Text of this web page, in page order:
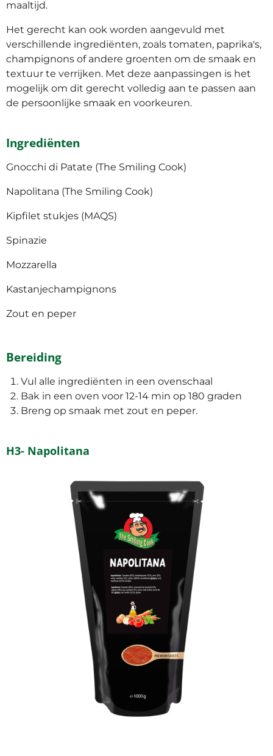
maaltijd.
Het gerecht kan ook worden aangevuld met
verschillende ingrediënten, zoals tomaten, paprika's,
champignons of andere groenten om de smaak en
textuur te verrijken. Met deze aanpassingen is het
mogelijk om dit gerecht volledig aan te passen aan
de persoonlijke smaak en voorkeuren.
Ingrediënten
Gnocchi di Patate (The Smiling Cook)
Napolitana (The Smiling Cook)
Kipfilet stukjes (MAQS)
Spinazie
Mozzarella
Kastanjechampignons
Zout en peper
Bereiding
Vul alle ingrediënten in een ovenschaal
Bak in een oven voor 12-14 min op 180 graden
Breng op smaak met zout en peper.
H3- Napolitana